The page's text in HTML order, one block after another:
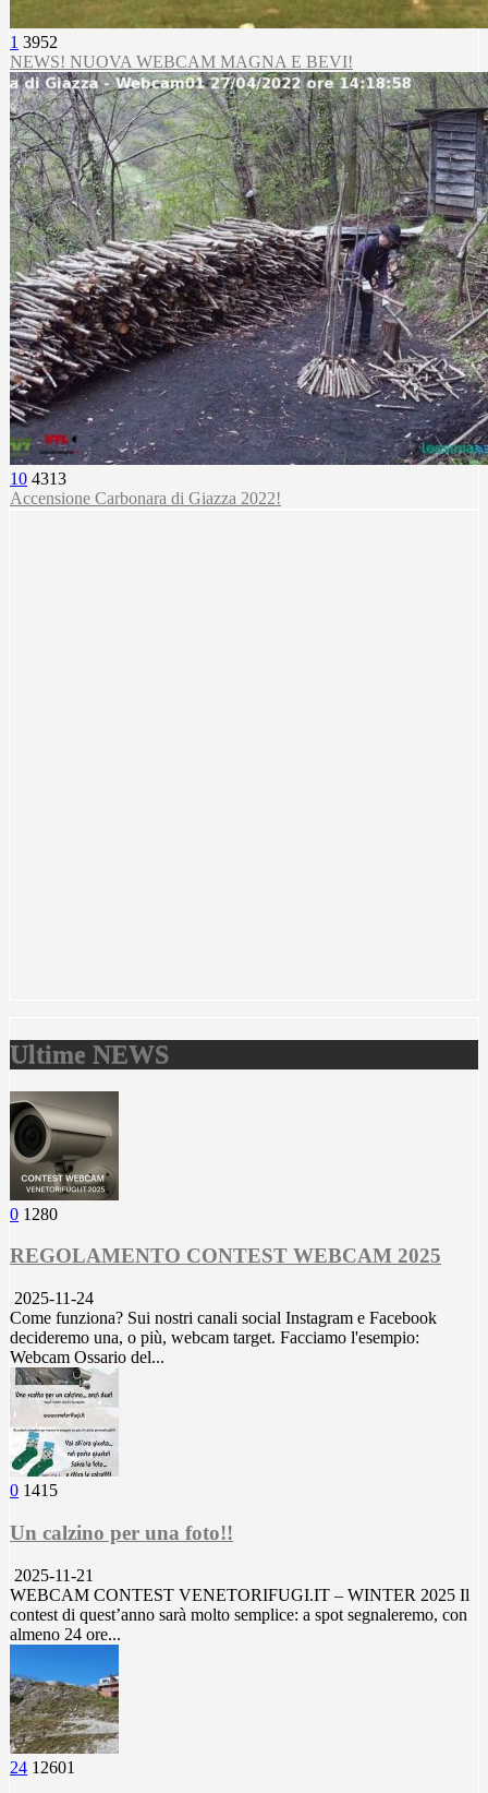
1 3952
NEWS! NUOVA WEBCAM MAGNA E BEVI!
10 4313
Accensione Carbonara di Giazza 2022!
Ultime NEWS
0 1280
REGOLAMENTO CONTEST WEBCAM 2025
2025-11-24
Come funziona? Sui nostri canali social Instagram e Facebook
decideremo una, o più, webcam target. Facciamo l'esempio:
Webcam Ossario del...
0 1415
Un calzino per una foto!!
2025-11-21
WEBCAM CONTEST VENETORIFUGI.IT – WINTER 2025 Il
contest di quest’anno sarà molto semplice: a spot segnaleremo, con
almeno 24 ore...
24 12601